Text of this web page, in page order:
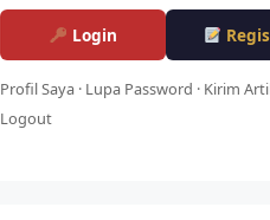
Login
Profil Saya · Lupa Password · Kirim
Logout